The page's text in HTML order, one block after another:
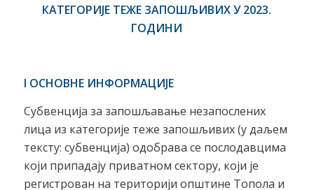
КАТЕГОРИЈЕ ТЕЖЕ ЗАПОШЉИВИХУ 2023.
ГОДИНИ
I ОСНОВНЕ ИНФОРМАЦИЈЕ
Субвенција за запошљавање незапослених
лица из категорије теже запошљивих (у даљем
тексту: субвенција) одобрава се послодавцима
који припадају приватном сектору, који је
регистрован на територији општине Топола и